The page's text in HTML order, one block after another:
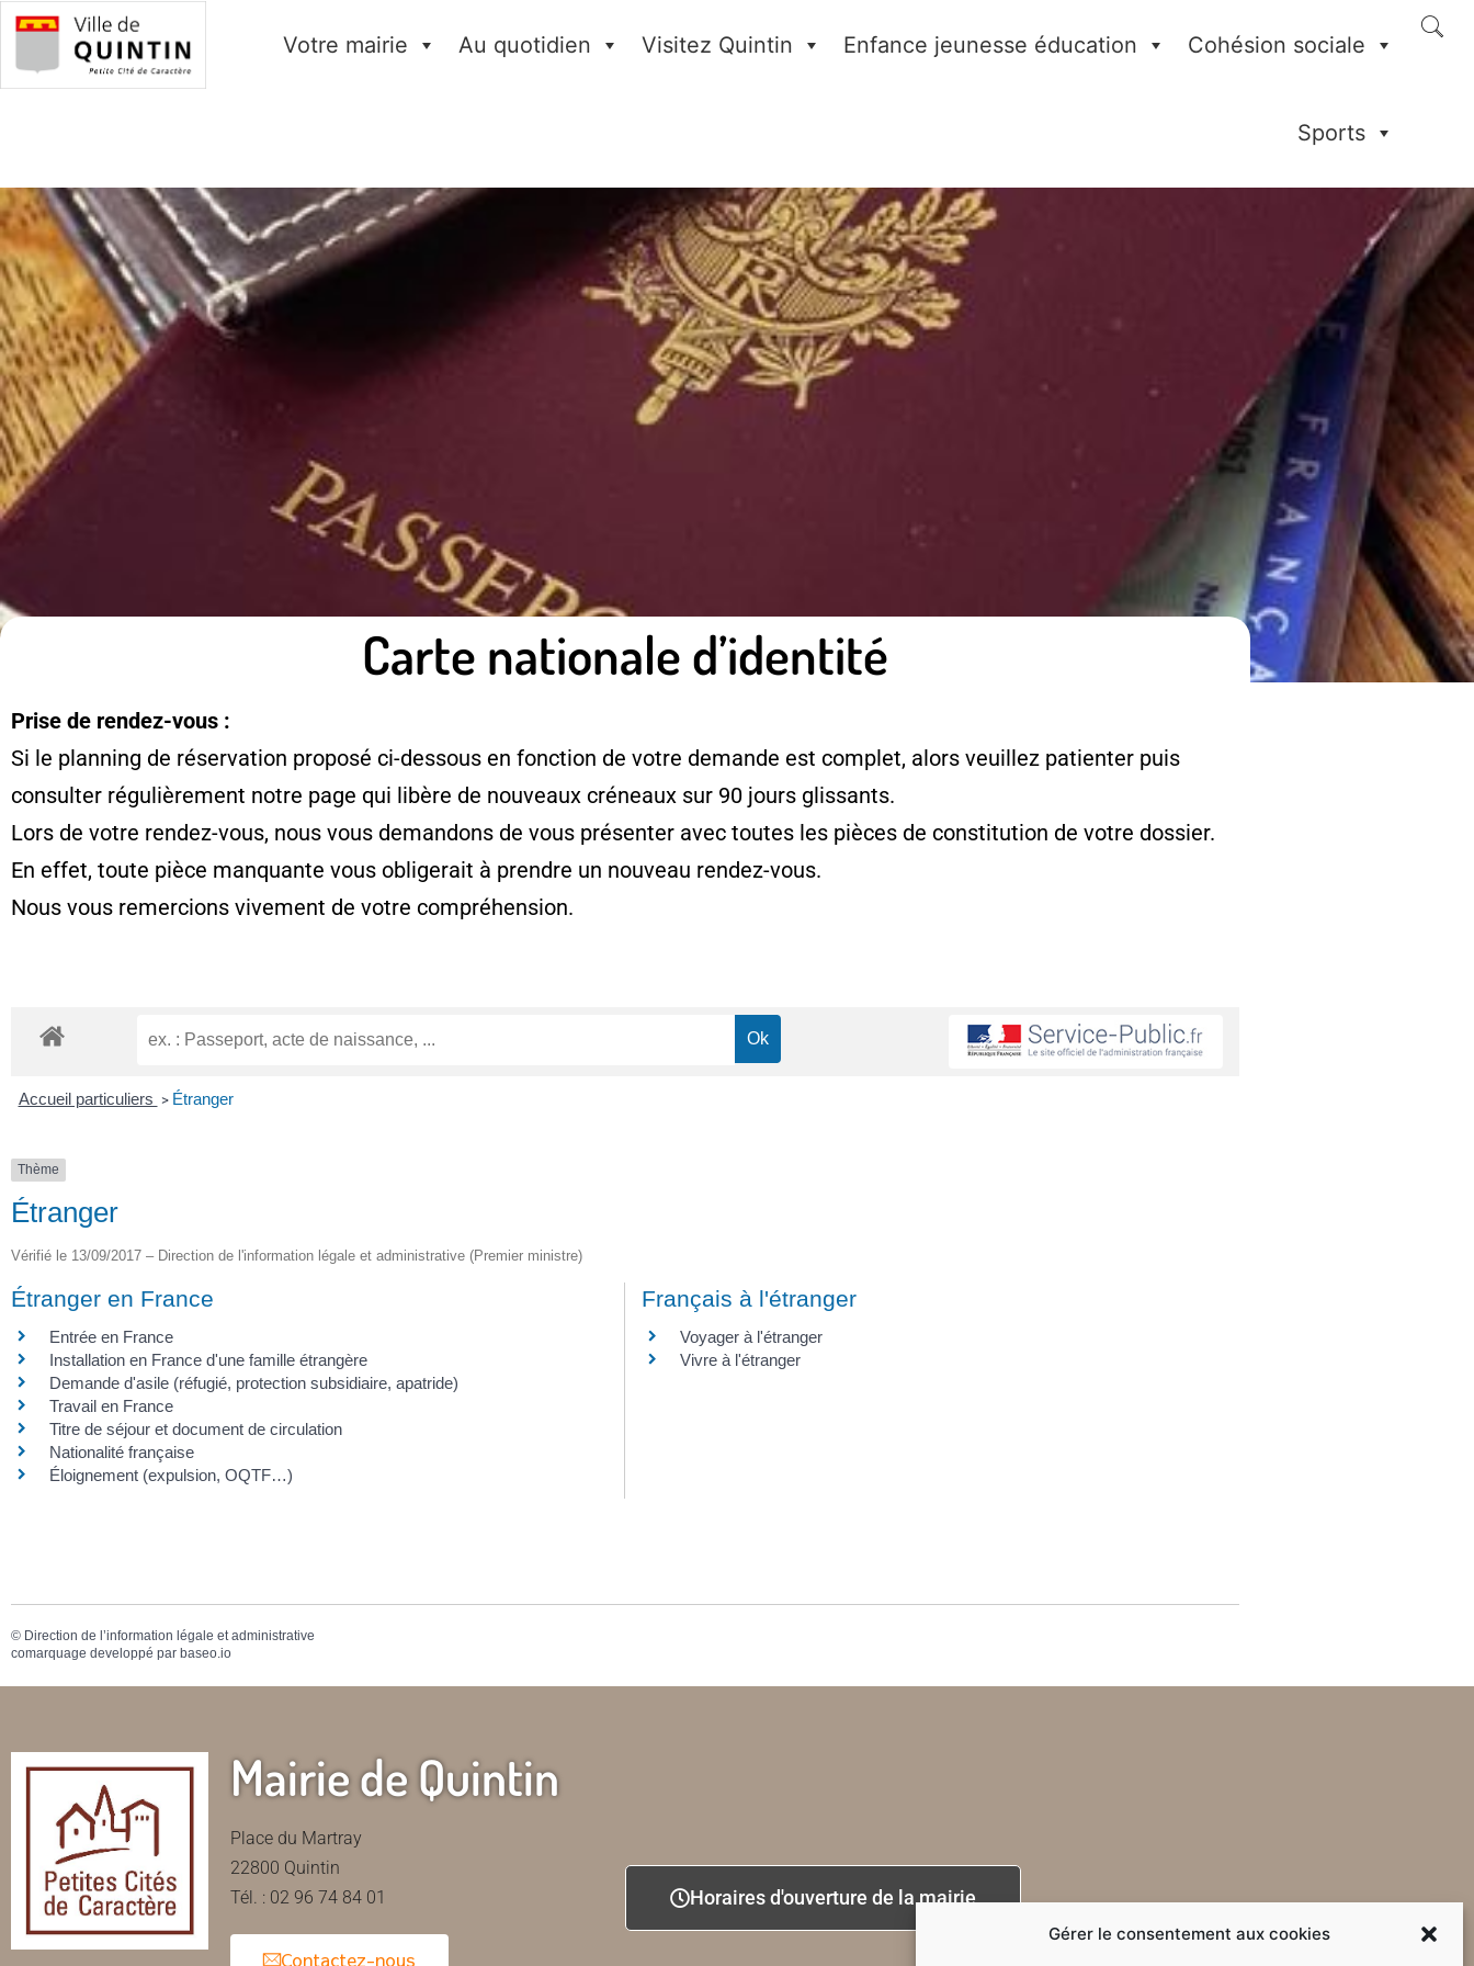
Gérer le consentement aux cookies
Votre mairie Au quotidien Visitez Quintin Enfance jeunesse éducation Cohésion sociale
Sports
Carte nationale d’identité
Prise de rendez-vous :
Si le planning de réservation proposé ci-dessous en fonction de votre demande est complet, alors veuillez patienter puis
consulter régulièrement notre page qui libère de nouveaux créneaux sur 90 jours glissants.
Lors de votre rendez-vous, nous vous demandons de vous présenter avec toutes les pièces de constitution de votre dossier.
En effet, toute pièce manquante vous obligerait à prendre un nouveau rendez-vous.
Nous vous remercions vivement de votre compréhension.
Accueil particuliers > Étranger
Thème
Étranger
Vérifié le 13/09/2017 – Direction de l'information légale et administrative (Premier ministre)
Étranger en France
Entrée en France
Installation en France d'une famille étrangère
Demande d'asile (réfugié, protection subsidiaire, apatride)
Travail en France
Titre de séjour et document de circulation
Nationalité française
Éloignement (expulsion, OQTF…)
Français à l'étranger
Voyager à l'étranger
Vivre à l'étranger
© Direction de l’information légale et administrative
comarquage developpé par baseo.io
Mairie de Quintin
Place du Martray
22800 Quintin
Tél. : 02 96 74 84 01
Contactez-nous
Horaires d'ouverture de la mairie